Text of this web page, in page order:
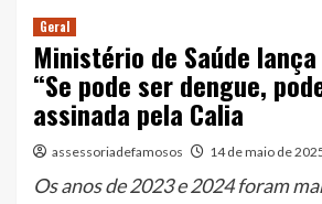
Geral
Ministério de Saúde
“Se pode ser dengue,
assinada pela Calia
assessoriadefamosos 14 de maio de
Os anos de 2023 e 2024 foram